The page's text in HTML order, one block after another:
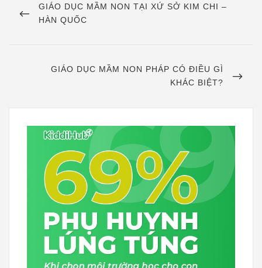
hướngPREVIOUS
POST
GIÁO DỤC MẦM NON TẠI XỨ SỞ KIM CHI –
HÀN QUỐC
NEXT
GIÁO DỤC MẦM NON PHÁP CÓ ĐIỀU GÌ
KHÁC BIỆT?